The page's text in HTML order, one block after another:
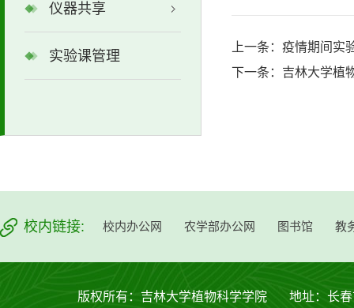
仪器共享
实验课管理
上一条： 疫情期间实
下一条： 吉林大学植
校内链接: 校内办公网 农学部办公网 图书馆 教
版权所有：吉林大学植物科学学院 地址：长